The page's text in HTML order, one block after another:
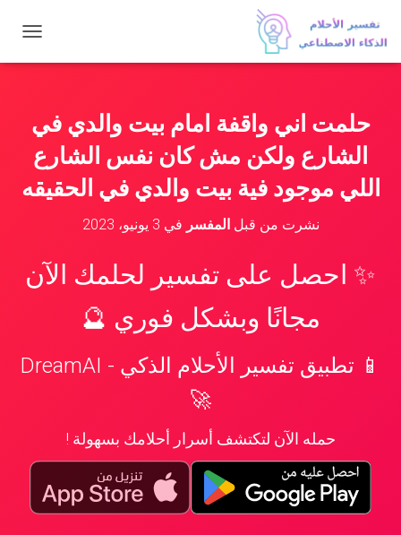
ب
ا
ق
حلمت اني واقفة امام بيت والدي في
الشارع ولكن مش كان نفس الشارع
اللي موجود فية بيت والدي في الحقيقه
نشرت من قبلالمفسر في 3 يونيو، 2023
✨ احصل على تفسير لحلمك الآن
مجانًا وبشكل فوري 🔮
📱 تطبيق تفسير الأحلام الذكي - DreamAI
🚀
حمله الآن لتكتشف أسرار أحلامك بسهولة !